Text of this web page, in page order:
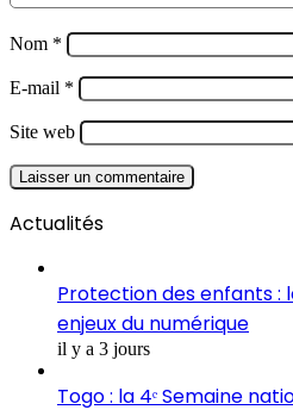
Nom *
E-mail *
Site web
Actualités
Protection des enfants :
enjeux du numérique
il y a 3 jours
Togo : la 4ᵉ Semaine